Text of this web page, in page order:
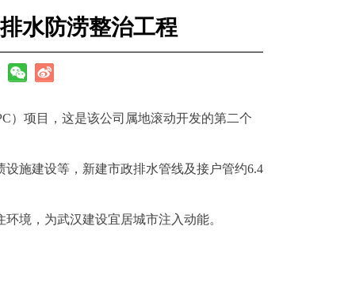
水防涝整治工程
）项目，这是该公司属地滚动开发的第二个
施建设等，新建市政排水管线及接户管约6.4
境，为武汉建设宜居城市注入动能。